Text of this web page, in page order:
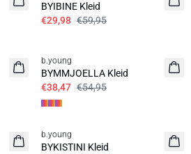
BYIBINE Kleid
€29,98 €59,95
b.young
BYMMJOELLA Kleid
€38,47 €54,95
40%
b.young
BYKISTINI Kleid